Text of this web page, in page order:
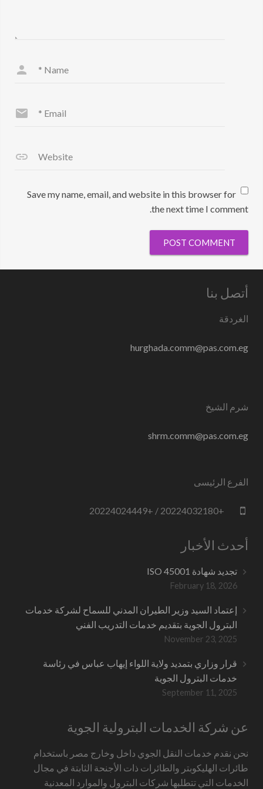
Name
*
Email
*
Website
Save my name, email, and website in this browser for
the next time I comment.
أتصل بنا
الغردقة
hurghada.comm@pas.com.eg
شرم الشيخ
shrm.comm@pas.com.eg
الفرع الرئيسى
+20224032180 / +20224024449
أحدث الأخبار
تجديد شهادة ISO 45001
February 18, 2026
إعتماد السيد وزير الطيران المدني للسماح لشركة خدمات
البترول الجوية بتقديم خدمات التدريب الفني
November 23, 2025
قرار وزاري بتمديد ولاية اللواء إيهاب عباس في رئاسة
خدمات البترول الجوية
September 11, 2025
عن شركة الخدمات البترولية الجوية
نحن نقدم خدمات النقل الجوي داخل وخارج مصر باستخدام
طائرات الهليكوبتر والطائرات ذات الأجنحة الثابتة في مجال
الخدمات التي تتطلبها شركات البترول والموارد المعدنية